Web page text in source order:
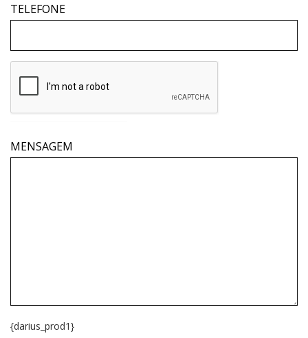
TELEFONE
MENSAGEM
{darius_prod1}